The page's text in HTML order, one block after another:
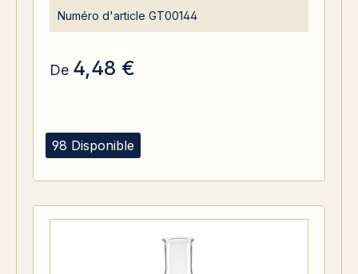
98 Disponible
Numéro d'article GT00144
De 4,48 €